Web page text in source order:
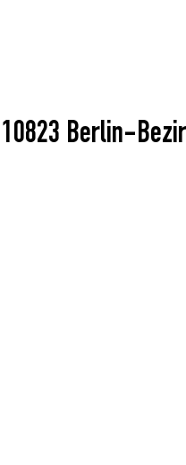
Berlin-